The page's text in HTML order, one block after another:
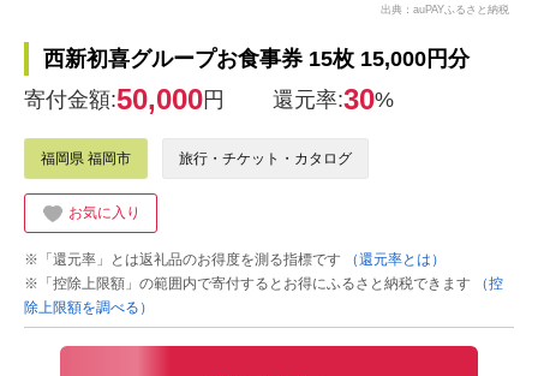
出典：auPAYふるさと納税
西新初喜グループお食事券 15枚 15,000円分
寄付金額:50,000円 還元率:30%
福岡県 福岡市 旅行・チケット・カタログ
お気に入り
※「還元率」とは返礼品のお得度を測る指標です
（還元率とは）
※「控除上限額」の範囲内で寄付するとお得にふるさと納税できます
（控
除上限額を調べる）